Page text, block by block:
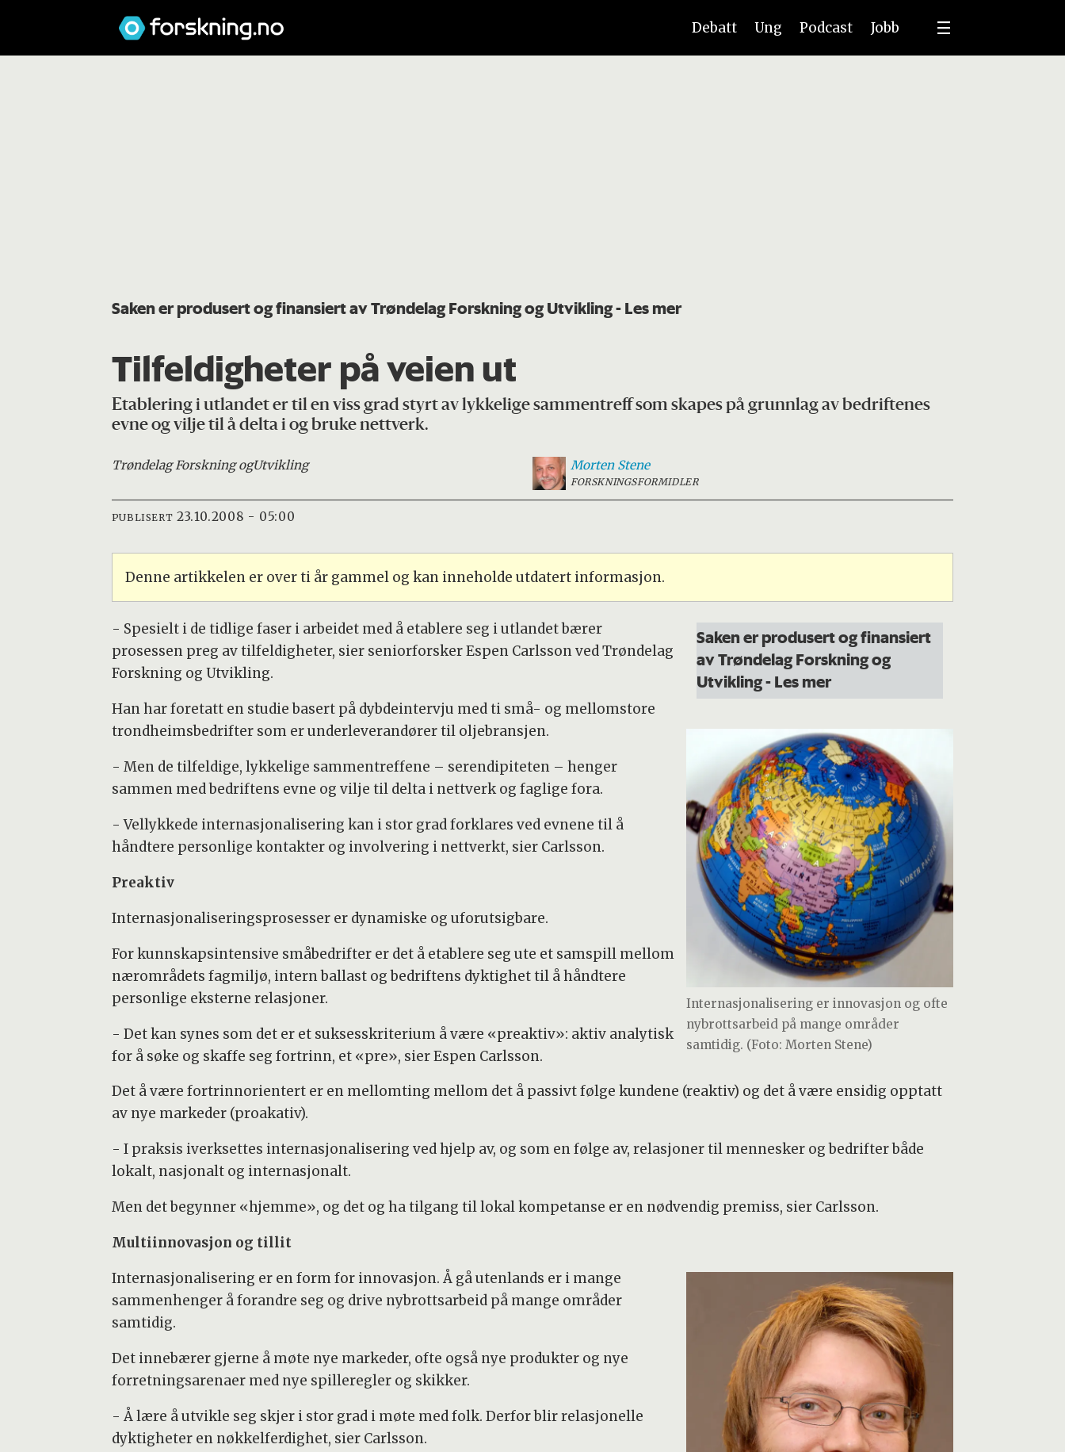
Debatt Ung Podcast Jobb
Saken er produsert og finansiert av Trøndelag Forskning og Utvikling- Les mer
Tilfeldigheter på veien ut
Etablering i utlandet er til en viss grad styrt av lykkelige sammentreff som skapes på grunnlag av bedriftenes
evne og vilje til å delta i og bruke nettverk.
Trøndelag Forskning ogUtvikling Morten Stene
FORSKNINGSFORMIDLER
PUBLISERT 23.10.2008 - 05:00
Denne artikkelen er over ti år gammel og kan inneholde utdatert informasjon.
Saken er produsert og finansiert
av Trøndelag Forskning og
Utvikling- Les mer
Internasjonalisering er innovasjon og ofte
nybrottsarbeid på mange områder
samtidig. (Foto: Morten Stene)
- Spesielt i de tidlige faser i arbeidet med å etablere seg i utlandet bærer
prosessen preg av tilfeldigheter, sier seniorforsker Espen Carlsson ved Trøndelag
Forskning og Utvikling.
Han har foretatt en studie basert på dybdeintervju med ti små- og mellomstore
trondheimsbedrifter som er underleverandører til oljebransjen.
- Men de tilfeldige, lykkelige sammentreffene – serendipiteten – henger
sammen med bedriftens evne og vilje til delta i nettverk og faglige fora.
- Vellykkede internasjonalisering kan i stor grad forklares ved evnene til å
håndtere personlige kontakter og involvering i nettverkt, sier Carlsson.
Preaktiv
Internasjonaliseringsprosesser er dynamiske og uforutsigbare.
For kunnskapsintensive småbedrifter er det å etablere seg ute et samspill mellom
nærområdets fagmiljø, intern ballast og bedriftens dyktighet til å håndtere
personlige eksterne relasjoner.
- Det kan synes som det er et suksesskriterium å være «preaktiv»: aktiv analytisk
for å søke og skaffe seg fortrinn, et «pre», sier Espen Carlsson.
Det å være fortrinnorientert er en mellomting mellom det å passivt følge kundene (reaktiv) og det å være ensidig opptatt
av nye markeder (proakativ).
- I praksis iverksettes internasjonalisering ved hjelp av, og som en følge av, relasjoner til mennesker og bedrifter både
lokalt, nasjonalt og internasjonalt.
Men det begynner «hjemme», og det og ha tilgang til lokal kompetanse er en nødvendig premiss, sier Carlsson.
Multiinnovasjon og tillit
Internasjonalisering er en form for innovasjon. Å gå utenlands er i mange
sammenhenger å forandre seg og drive nybrottsarbeid på mange områder
samtidig.
Det innebærer gjerne å møte nye markeder, ofte også nye produkter og nye
forretningsarenaer med nye spilleregler og skikker.
- Å lære å utvikle seg skjer i stor grad i møte med folk. Derfor blir relasjonelle
dyktigheter en nøkkelferdighet, sier Carlsson.